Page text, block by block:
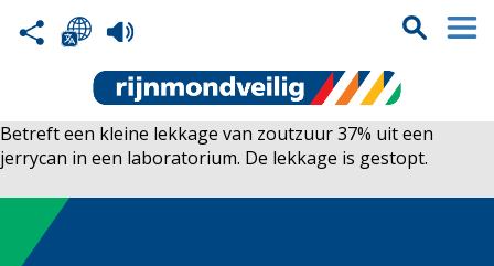
Betreft een kleine lekkage van zoutzuur 37% uit een
jerrycan in een laboratorium. De lekkage is gestopt.